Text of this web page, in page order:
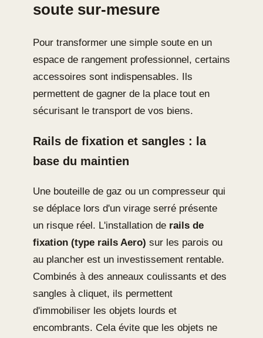
soute sur-mesure
Pour transformer une simple soute en un
espace de rangement professionnel, certains
accessoires sont indispensables. Ils
permettent de gagner de la place tout en
sécurisant le transport de vos biens.
Rails de fixation et sangles : la
base du maintien
Une bouteille de gaz ou un compresseur qui
se déplace lors d'un virage serré présente
un risque réel. L'installation de rails de
fixation (type rails Aero) sur les parois ou
au plancher est un investissement rentable.
Combinés à des anneaux coulissants et des
sangles à cliquet, ils permettent
d'immobiliser les objets lourds et
encombrants. Cela évite que les objets ne